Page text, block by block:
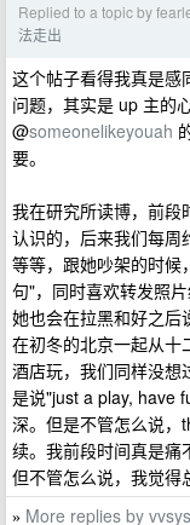
Replied to a topic by
法走出
这个帖子看得我真是感
问题，其实是 up 主的
@someonelikeyouah
要。
我在研究所读博，前段
认识的，后来我们每周
等等，跟她吵架的时候
句"，同时喜欢转发照
她也会在拉黑和好之后
在初冬的北京一起从十
酒店玩，我们同样没想
是说"just a play, have
深。但是不管怎么说
续。我前段时间真是痛
但不管怎么说，我觉得
» More replies by